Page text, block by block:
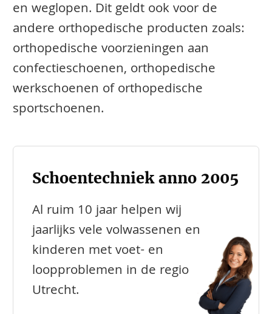
en weglopen. Dit geldt ook voor de
andere orthopedische producten zoals:
orthopedische voorzieningen aan
confectieschoenen, orthopedische
werkschoenen of orthopedische
sportschoenen.
Schoentechniek anno 2005
Al ruim 10 jaar helpen wij
jaarlijks vele volwassenen en
kinderen met voet- en
loopproblemen in de regio
Utrecht.